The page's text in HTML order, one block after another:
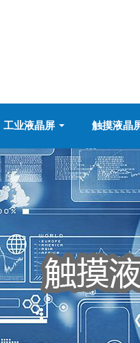
工业液晶屏 触摸液晶